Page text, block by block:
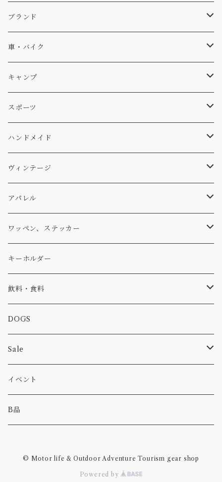
キャップ、ニット
ソックス
雑貨
ステッカー
バッグ
パンツ
パーカー・トレーナー
アウター
コラボ
食品
ブランド
Db
サーフ
スキー
A-Frame
DOGS
WEAR
Four My Self
Ten
アメリカ軍払い下げ
...mura
車・バイク
車外
マット、シート
エアフレッシュナー
小物
ヘルメット
キャンプ
ファニチャー
キッチン
スリーピング
小物
コーヒー
焚き火
スポーツ
サーフ
スキー
ハンドメイド
ステッカー
ワッペン
小物
ヴィンテージ
ワッペン
ステッカー
小物
バイク
カー
アパレル
Tシャツ
キャップ、ニット
バッグ
小物
パンツ
パーカー・トレーナー
ワッペン、ステッカー
ワッペン
ステッカー
ピン
キーホルダー
飲料・食料
コーヒー
食べ物
DOGS
Sale
カー
キャンプ
イベント
B品
© Motor life & Outdoor Adventure Tourism gear shop
Powered by